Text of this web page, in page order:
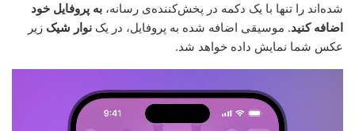
شده‌اند را تنها با یک دکمه در پخش‌کننده‌ی رسانه، به پروفایل خود
اضافه کنید. موسیقی اضافه شده به پروفایل، در یک نوار شیک زیر
عکس شما نمایش داده خواهد شد.